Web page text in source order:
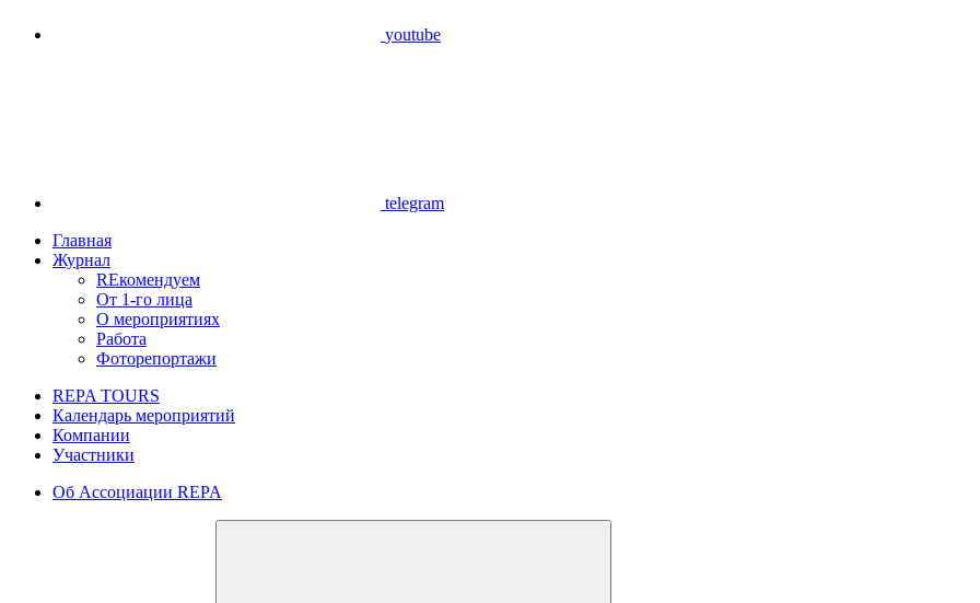
youtube
telegram
Главная
Журнал
REкомендуем
От 1-го лица
О мероприятиях
Работа
Фоторепортажи
REPA TOURS
Календарь мероприятий
Компании
Участники
Об Ассоциации REPA